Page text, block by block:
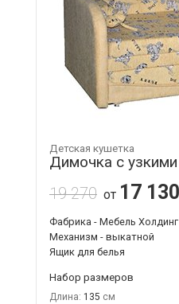
Детская кушетка
Димочка с
19 270 от 17 130
Фабрика - Мебель Холдинг
Механизм - выкатной
Ящик для белья
Набор размеров
Длина: 135